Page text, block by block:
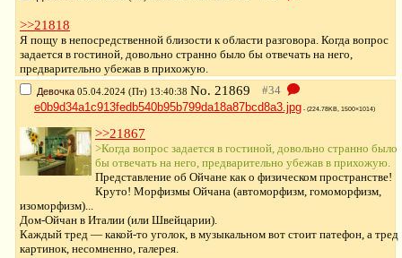
>>21818
Я пощу в непосредственной близости к области разговора. Когда вопрос
задается в гостиной, довольно странно было бы отвечать на него,
предварительно убежав в прихожую.
Девочка 05.04.2024 (Пт) 13:40:38 No. 21869
e0b9d34a1c913fedb540b95b799da18a87bcd8a3.jpg - (224.78KB, 1500×1014)
>>21867
>Когда вопрос задается в гостиной, довольно странно было
бы отвечать на него, предварительно убежав в прихожую.
Представление об Ойчане как о физическом пространстве!
Круто! Морфизмы Ойчана (автоморфизм, гомоморфизм,
изоморфизм)...
Дом-Ойчан в Италии (или Швейцарии).
Каждый тред — какой-то уголок, в музыкальном вот стоит патефон, а тред
картинок, несомненно, галерея.